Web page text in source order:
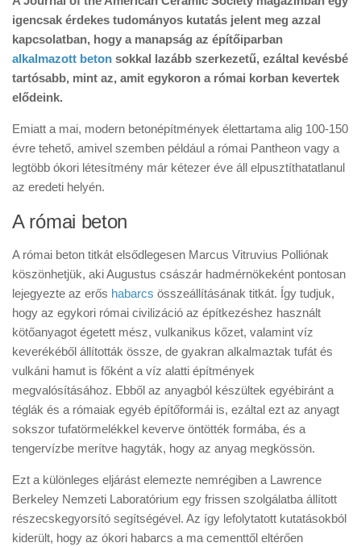
igencsak érdekes tudományos kutatás jelent meg azzal
kapcsolatban, hogy a manapság az építőiparban
alkalmazott beton sokkal lazább szerkezetű, ezáltal kevésbé
tartósabb, mint az, amit egykoron a római korban kevertek
elődeink.
Emiatt a mai, modern betonépítmények élettartama alig 100-150
évre tehető, amivel szemben például a római Pantheon vagy a
legtöbb ókori létesítmény már kétezer éve áll elpusztíthatatlanul
az eredeti helyén.
A római beton
A római beton titkát elsődlegesen Marcus Vitruvius Polliónak
köszönhetjük, aki Augustus császár hadmérnökeként pontosan
lejegyezte az erős habarcs összeállításának titkát. Így tudjuk,
hogy az egykori római civilizáció az építkezéshez használt
kötőanyagot égetett mész, vulkanikus kőzet, valamint víz
keverékéből állították össze, de gyakran alkalmaztak tufát és
vulkáni hamut is főként a víz alatti építmények
megvalósításához. Ebből az anyagból készültek egyébiránt a
téglák és a rómaiak egyéb építőformái is, ezáltal ezt az anyagt
sokszor tufatörmelékkel keverve öntötték formába, és a
tengervízbe merítve hagyták, hogy az anyag megkössön.
Ezt a különleges eljárást elemezte nemrégiben a Lawrence
Berkeley Nemzeti Laboratórium egy frissen szolgálatba állított
részecskegyorsító segítségével. Az így lefolytatott kutatásokból
kiderült, hogy az ókori habarcs a ma cementtől eltérően